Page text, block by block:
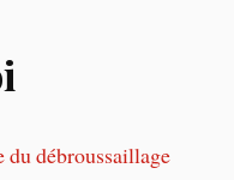
du débroussaillage